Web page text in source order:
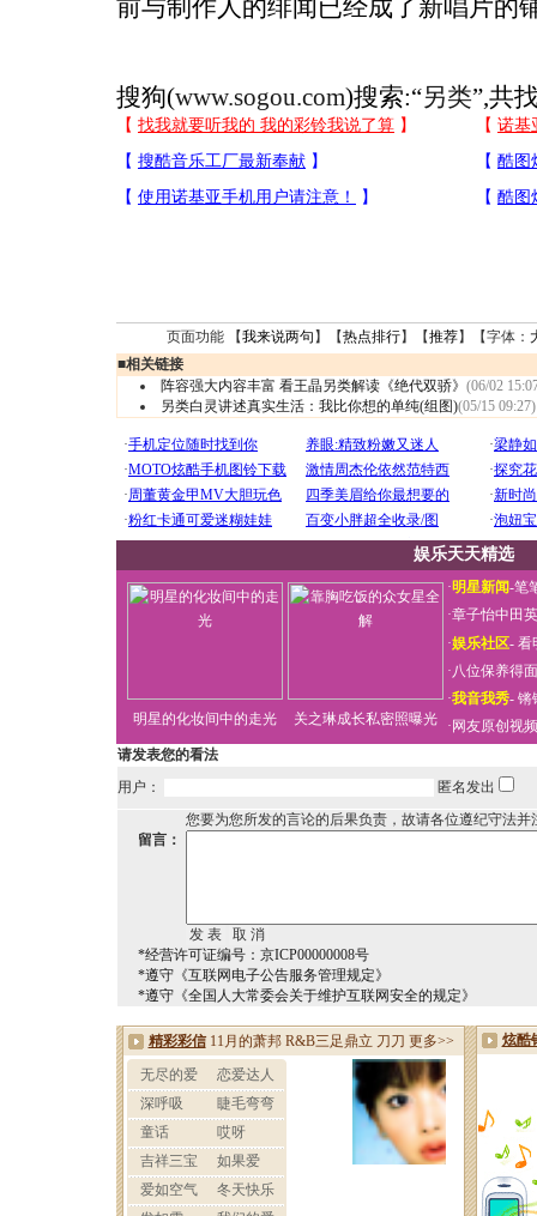
前与制作人的绯闻已经成了新唱片的
搜狗(www.sogou.com)搜索:“另类”,共
页面功能 【我来说两句 】【热点排行】【推荐】【字体：
■相关链接
阵容强大内容丰富 看王晶另类解读《绝代双骄》 (06/02
另类白灵讲述真实生活：我比你想的单纯(组图)(05/15 09:27)
娱乐天天精选
明星的化妆间中的走光 关之琳成长私密照曝光
·明星新闻-笔
·章子怡中田
·娱乐社区- 看
·八位保养得
·我音我秀- 锵
· 网友原创视
请发表您的看法
用户：
匿名发出
您要为您所发的言论的后果负责，故请各位遵纪守法并
留言：
*经营许可证编号：京ICP00000008号
*遵守《互联网电子公告服务管理规定》
*遵守《全国人大常委会关于维护互联网安全的规定》